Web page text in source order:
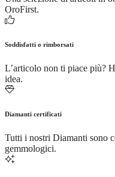
OroFirst.
Soddisfatti o rimborsati
L’articolo non ti piace più?
idea.
Diamanti certificati
Tutti i nostri Diamanti sono
gemmologici.